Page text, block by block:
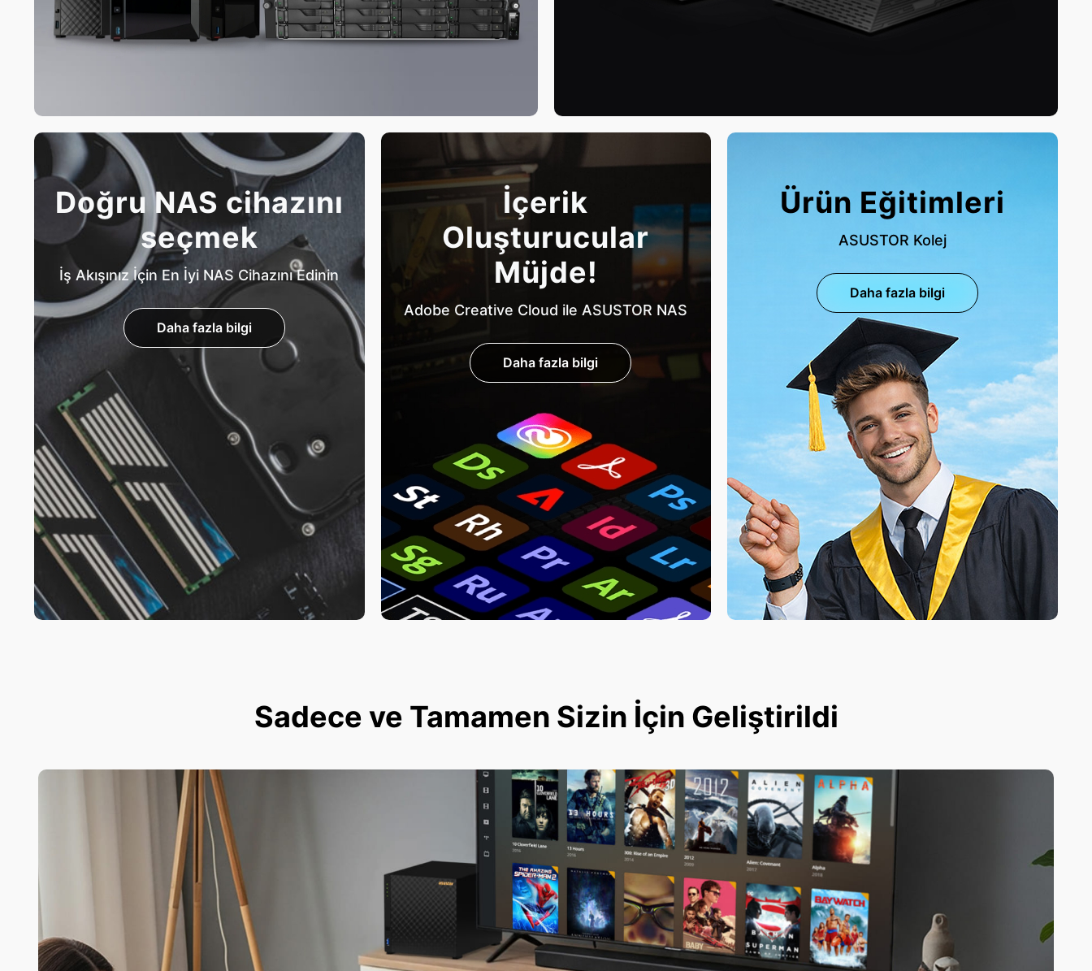
Doğru NAS cihazını
seçmek
İş Akışınız İçin En İyi NAS Cihazını Edinin
Daha fazla bilgi
İçerik
Oluşturucular
Müjde!
Adobe Creative Cloud ile ASUSTOR NAS
Daha fazla bilgi
Ürün Eğitimleri
ASUSTOR Kolej
Daha fazla bilgi
Sadece ve Tamamen Sizin İçin Geliştirildi